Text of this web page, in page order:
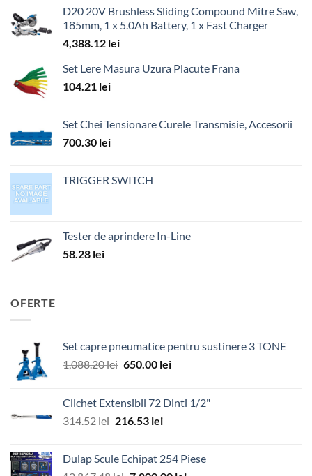
D20 20V Brushless Sliding Compound Mitre Saw,
185mm, 1 x 5.0Ah Battery, 1 x Fast Charger
4,388.12 lei
Set Lere Masura Uzura Placute Frana
104.21 lei
Set Chei Tensionare Curele Transmisie, Accesorii
700.30 lei
TRIGGER SWITCH
Tester de aprindere In-Line
58.28 lei
OFERTE
Set capre pneumatice pentru sustinere 3 TONE
1,088.20lei Prețul
fost:
1,088.20 lei.
650.00 leiPrețul
650.00 lei.
Clichet Extensibil 72 Dinti 1/2"
314.52lei Prețul
fost:
216.53 leiPrețul
216.53 lei.
Dulap Scule Echipat 254 Piese